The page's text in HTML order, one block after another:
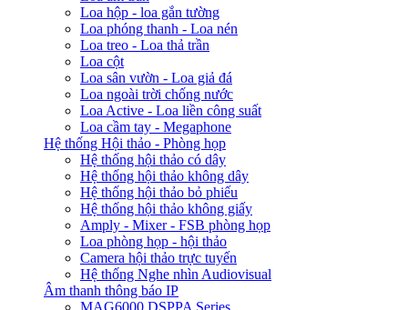
Loa hộp - loa gắn tường
Loa phóng thanh - Loa nén
Loa treo - Loa thả trần
Loa cột
Loa sân vườn - Loa giả đá
Loa ngoài trời chống nước
Loa Active - Loa liền công suất
Loa cầm tay - Megaphone
Hệ thống Hội thảo - Phòng họp
Hệ thống hội thảo có dây
Hệ thống hội thảo không dây
Hệ thống hội thảo bỏ phiếu
Hệ thống hội thảo không giấy
Amply - Mixer - FSB phòng họp
Loa phòng họp - hội thảo
Camera hội thảo trực tuyến
Hệ thống Nghe nhìn Audiovisual
Âm thanh thông báo IP
MAG6000 DSPPA Series